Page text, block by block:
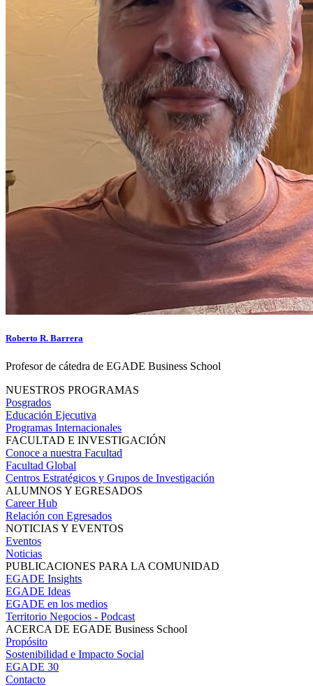
Roberto R. Barrera
Profesor de cátedra de EGADE Business School
NUESTROS PROGRAMAS
Posgrados
Educación Ejecutiva
Programas Internacionales
FACULTAD E INVESTIGACIÓN
Conoce a nuestra Facultad
Facultad Global
Centros Estratégicos y Grupos de Investigación
ALUMNOS Y EGRESADOS
Career Hub
Relación con Egresados
NOTICIAS Y EVENTOS
Eventos
Noticias
PUBLICACIONES PARA LA COMUNIDAD
EGADE Insights
EGADE Ideas
EGADE en los medios
Territorio Negocios - Podcast
ACERCA DE EGADE Business School
Propósito
Sostenibilidad e Impacto Social
EGADE 30
Contacto